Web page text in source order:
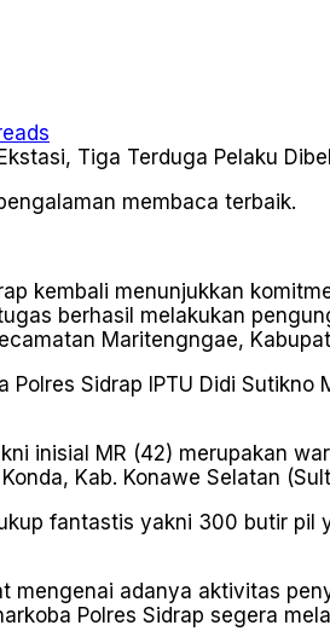
membaca terbaik.
kembali menunjukkan
berhasil melakukan
Maritengngae,
Sidrap IPTU Didi
inisial MR (42) merupakan
Kab. Konawe Selatan
fantastis yakni 300 butir
mengenai adanya aktivitas
Polres Sidrap segera